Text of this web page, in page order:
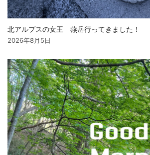
北アルプスの女王 燕岳行ってきました！
2026年8月5日